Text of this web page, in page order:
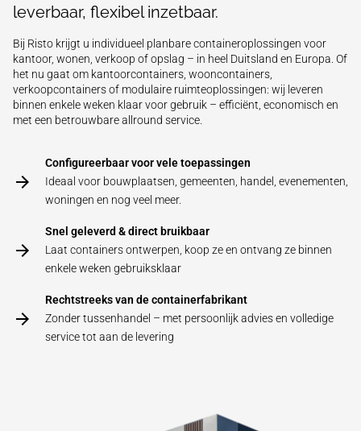
leverbaar, flexibel inzetbaar.
Bij Risto krijgt u individueel planbare containeroplossingen voor
kantoor, wonen, verkoop of opslag – in heel Duitsland en Europa. Of
het nu gaat om kantoorcontainers, wooncontainers,
verkoopcontainers of modulaire ruimteoplossingen: wij leveren
binnen enkele weken klaar voor gebruik – efficiënt, economisch en
met een betrouwbare allround service.
Configureerbaar voor vele toepassingen
Ideaal voor bouwplaatsen, gemeenten, handel, evenementen,
woningen en nog veel meer.
Snel geleverd & direct bruikbaar
Laat containers ontwerpen, koop ze en ontvang ze binnen
enkele weken gebruiksklaar
Rechtstreeks van de containerfabrikant
Zonder tussenhandel – met persoonlijk advies en volledige
service tot aan de levering